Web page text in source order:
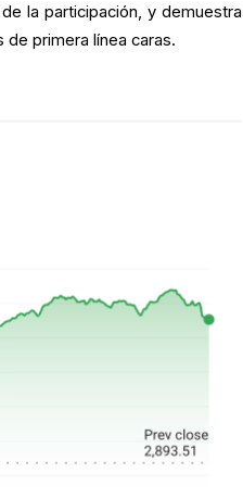
la participación, y demuestra
primera línea caras.